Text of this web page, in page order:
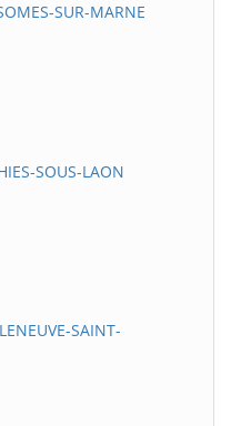
SUR-MARNE
SOUS-LAON
SAINT-